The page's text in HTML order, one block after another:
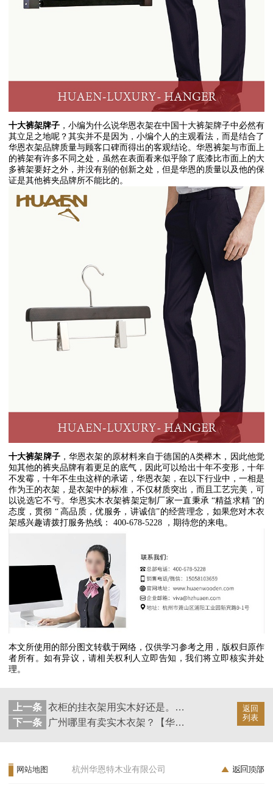
十大裤架牌子 ，小编为什么说华恩衣架在中国十大裤架牌子中必然有
其立足之地呢？其实并不是因为，小编个人的主观看法，而是结合了
华恩衣架品牌质量与顾客口碑而得出的客观结论。华恩裤架与市面上
的裤架有许多不同之处，虽然在表面看来似乎除了底漆比市面上的大
多裤架要好之外，并没有别的创新之处，但是华恩的质量以及他的保
证是其他裤夹品牌所不能比的。
十大裤架牌子，华恩衣架的原材料来自于德国的A类榉木，因此他觉
知其他的裤夹品牌有着更足的底气，因此可以给出十年不变形，十年
不发霉，十年不生虫这样的承诺，华恩衣架，在以下行业中，一相是
作为王的衣架，是衣架中的标准，不仅材质突出，而且工艺完美，可
以说选它不亏。华恩实木衣架裤架定制厂家一直秉承 “精益求精 ”的
态度，贯彻 “ 高品质，优服务，讲诚信”的经营理念，如果您对木衣
架感兴趣请拨打服务热线：
400-678-5228 ，期待您的来电。
本文所使用的部分图文转载于网络，仅供学习参考之用，版权归原作
者所有。如有异议，请相关权利人立即告知，我们将立即核实并处
理。
返回
列表
上一条
衣柜的挂衣架用实木好还是。用挂衣架装点衣柜【华恩衣架】
下一条
广州哪里有卖实木衣架？【华恩衣架】
网站地图 杭州华恩特木业有限公司